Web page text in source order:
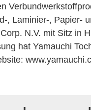
, Laminier-, Papier-
N.V. mit Sitz in
hat Yamauchi